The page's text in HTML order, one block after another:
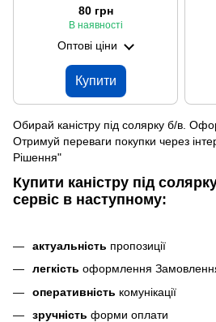
80 грн
В наявності
Оптові ціни
Купити
Обирай каністру під солярку б/в.
Отримуй переваги покупки через
Рішення"
Купити каністру під
сервіс в наступному:
актуальність пропозиції
легкість оформлення
оперативність комунікації
зручність форми оплати